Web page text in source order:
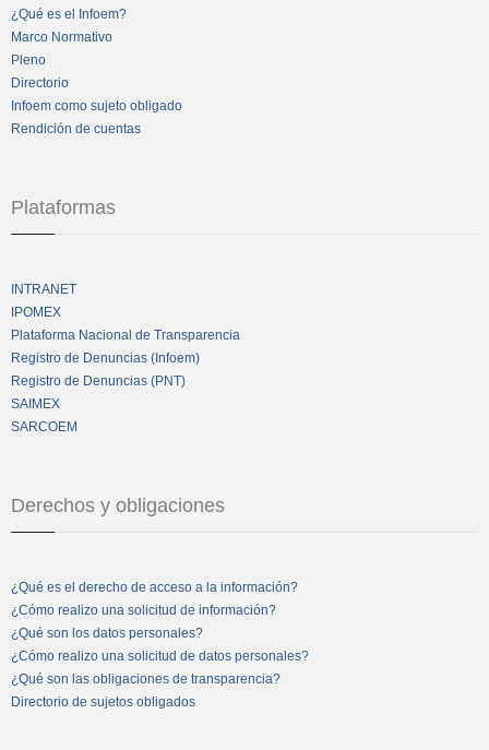
¿Qué es el Infoem?
Marco Normativo
Pleno
Directorio
Infoem como sujeto obligado
Rendición de cuentas
Plataformas
INTRANET
IPOMEX
Plataforma Nacional de Transparencia
Registro de Denuncias (Infoem)
Registro de Denuncias (PNT)
SAIMEX
SARCOEM
Derechos y obligaciones
¿Qué es el derecho de acceso a la información?
¿Cómo realizo una solicitud de información?
¿Qué son los datos personales?
¿Cómo realizo una solicitud de datos personales?
¿Qué son las obligaciones de transparencia?
Directorio de sujetos obligados